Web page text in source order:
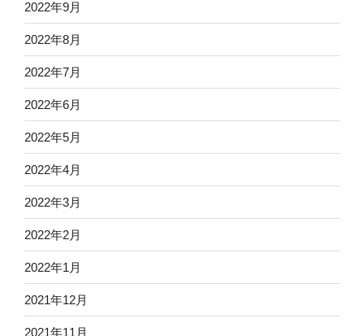
2022年9月
2022年8月
2022年7月
2022年6月
2022年5月
2022年4月
2022年3月
2022年2月
2022年1月
2021年12月
2021年11月